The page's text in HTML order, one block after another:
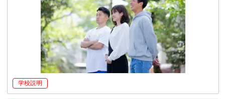
学校説明